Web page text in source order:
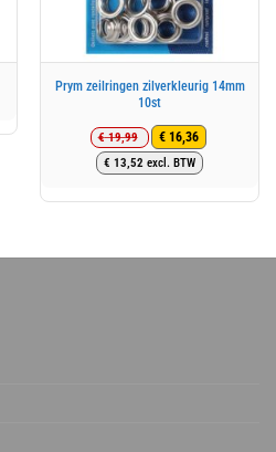
Prym zeilringen zilverkleurig 14mm
10st
€19,99
Oorspronkelijke
prijs
€ 19,99.
€ 16,36
Huidige
prijs
€ 16,36.
€ 13,52 excl. BTW